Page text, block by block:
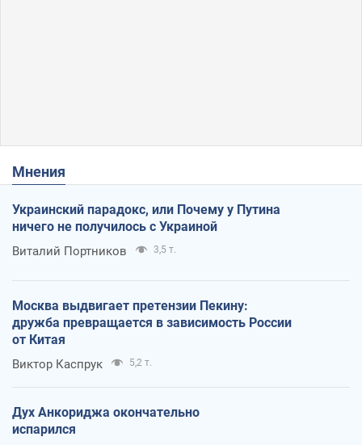
Мнения
Украинский парадокс, или Почему у Путина
ничего не получилось с Украиной
Виталий Портников 3,5 т.
Москва выдвигает претензии Пекину:
дружба превращается в зависимость России
от Китая
Виктор Каспрук 5,2 т.
Дух Анкориджа окончательно
испарился